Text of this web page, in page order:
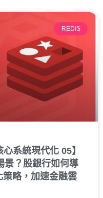
REDIS
系統現代化 05】
景？股銀行如何導
略，加速金融雲